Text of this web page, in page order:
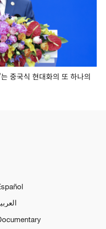
중국식 현대화의 또 하나의